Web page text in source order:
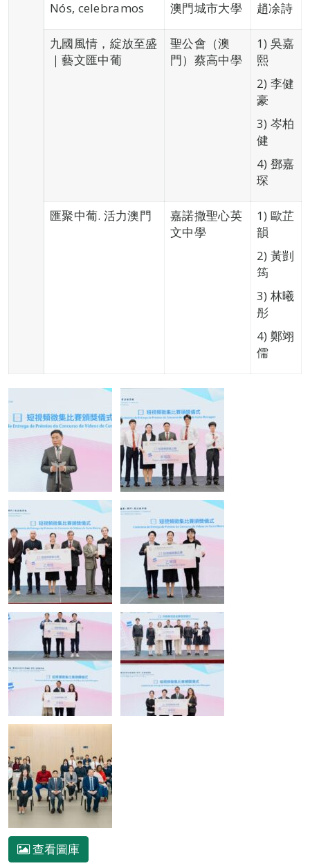
Nós, celebramos 澳門城市大學 趙凃詩
九國風情，綻放至盛
｜藝文匯中葡
聖公會（澳
門）蔡高中學
1) 吳嘉
熙
2) 李健
豪
3) 岑柏
健
4) 鄧嘉
琛
匯聚中葡. 活力澳門
嘉諾撒聖心英
文中學
1) 歐芷
韻
2) 黃剴
筠
3) 林曦
彤
4) 鄭翊
儒
查看圖庫